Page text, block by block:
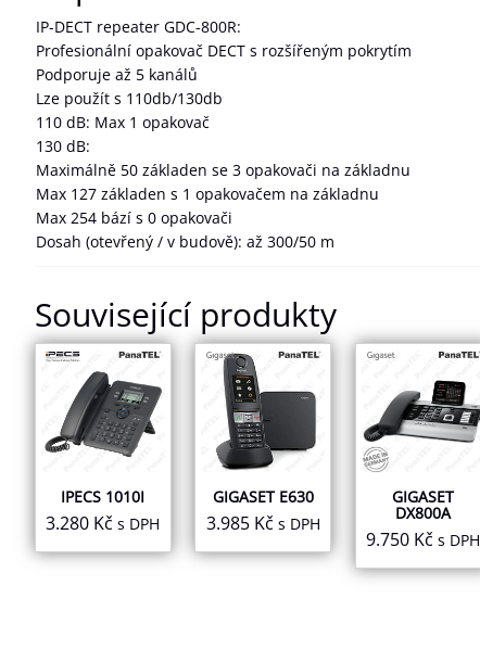
IP-DECT repeater GDC-800R:
Profesionální opakovač DECT s rozšířeným pokrytím
Podporuje až 5 kanálů
Lze použít s 110db/130db
110 dB: Max 1 opakovač
130 dB:
Maximálně 50 základen se 3 opakovači na základnu
Max 127 základen s 1 opakovačem na základnu
Max 254 bází s 0 opakovači
Dosah (otevřený / v budově): až 300/50 m
Související produkty
IPECS 1010I
3.280 Kč s DPH
GIGASET E630
3.985 Kč s DPH
GIGASET
DX800A
9.750 Kč s DPH